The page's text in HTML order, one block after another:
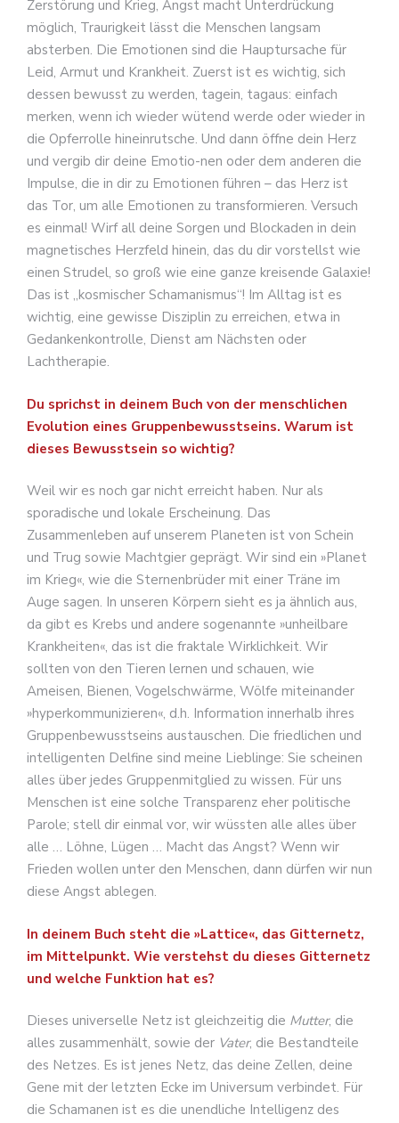
Zerstörung und Krieg, Angst macht Unterdrückung
möglich, Traurigkeit lässt die Menschen langsam
absterben. Die Emotionen sind die Hauptursache für
Leid, Armut und Krankheit. Zuerst ist es wichtig, sich
dessen bewusst zu werden, tagein, tagaus: einfach
merken, wenn ich wieder wütend werde oder wieder in
die Opferrolle hineinrutsche. Und dann öffne dein Herz
und vergib dir deine Emotio-nen oder dem anderen die
Impulse, die in dir zu Emotionen führen – das Herz ist
das Tor, um alle Emotionen zu transformieren. Versuch
es einmal! Wirf all deine Sorgen und Blockaden in dein
magnetisches Herzfeld hinein, das du dir vorstellst wie
einen Strudel, so groß wie eine ganze kreisende Galaxie!
Das ist „kosmischer Schamanismus“! Im Alltag ist es
wichtig, eine gewisse Disziplin zu erreichen, etwa in
Gedankenkontrolle, Dienst am Nächsten oder
Lachtherapie.
Du sprichst in deinem Buch von der menschlichen
Evolution eines Gruppenbewusstseins. Warum ist
dieses Bewusstsein so wichtig?
Weil wir es noch gar nicht erreicht haben. Nur als
sporadische und lokale Erscheinung. Das
Zusammenleben auf unserem Planeten ist von Schein
und Trug sowie Machtgier geprägt. Wir sind ein »Planet
im Krieg«, wie die Sternenbrüder mit einer Träne im
Auge sagen. In unseren Körpern sieht es ja ähnlich aus,
da gibt es Krebs und andere sogenannte »unheilbare
Krankheiten«, das ist die fraktale Wirklichkeit. Wir
sollten von den Tieren lernen und schauen, wie
Ameisen, Bienen, Vogelschwärme, Wölfe miteinander
»hyperkommunizieren«, d.h. Information innerhalb ihres
Gruppenbewusstseins austauschen. Die friedlichen und
intelligenten Delfine sind meine Lieblinge: Sie scheinen
alles über jedes Gruppenmitglied zu wissen. Für uns
Menschen ist eine solche Transparenz eher politische
Parole; stell dir einmal vor, wir wüssten alle alles über
alle … Löhne, Lügen … Macht das Angst? Wenn wir
Frieden wollen unter den Menschen, dann dürfen wir nun
diese Angst ablegen.
In deinem Buch steht die »Lattice«, das Gitternetz,
im Mittelpunkt. Wie verstehst du dieses Gitternetz
und welche Funktion hat es?
Dieses universelle Netz ist gleichzeitig die Mutter, die
alles zusammenhält, sowie der Vater, die Bestandteile
des Netzes. Es ist jenes Netz, das deine Zellen, deine
Gene mit der letzten Ecke im Universum verbindet. Für
die Schamanen ist es die unendliche Intelligenz des